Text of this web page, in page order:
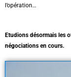
l’opération…
Etudions désormais les
négociations en cours.